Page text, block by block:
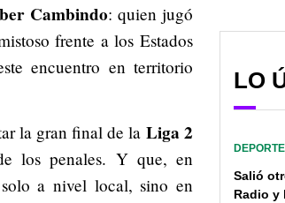
Cambindo: quien jugó
frente a los Estados
encuentro en territorio
la gran final de la Liga 2
los penales. Y que, en
a nivel local, sino en
LO
Salió
Radio y